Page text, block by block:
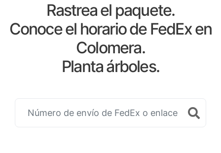
Rastrea el paquete.
Conoce el horario de FedEx en
Colomera.
Planta árboles.